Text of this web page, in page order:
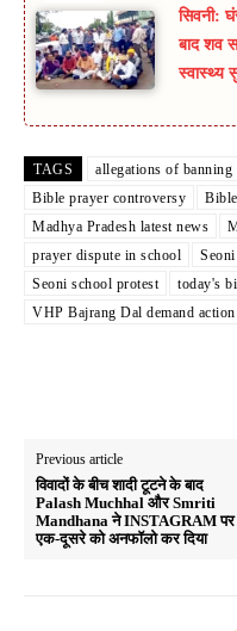
सिवनी:
बाद शव
स्वास्थ्य
TAGS allegations of
Bible prayer controversy
Madhya Pradesh latest news
prayer dispute in school
Seoni school protest
today's
VHP Bajrang Dal demand action
Previous article
विवादों के बीच शादी टूटने के बाद
Palash Muchhal और Smriti
Mandhana ने INSTAGRAM पर
एक-दूसरे को अनफॉलो कर दिया